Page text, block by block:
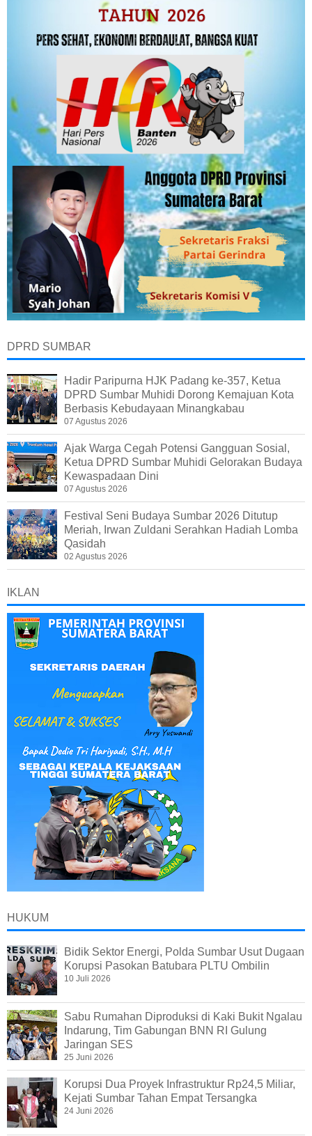
DPRD SUMBAR
Hadir Paripurna HJK Padang ke-357, Ketua
DPRD Sumbar Muhidi Dorong Kemajuan Kota
Berbasis Kebudayaan Minangkabau
07 Agustus 2026
Ajak Warga Cegah Potensi Gangguan Sosial,
Ketua DPRD Sumbar Muhidi Gelorakan Budaya
Kewaspadaan Dini
07 Agustus 2026
Festival Seni Budaya Sumbar 2026 Ditutup
Meriah, Irwan Zuldani Serahkan Hadiah Lomba
Qasidah
02 Agustus 2026
IKLAN
HUKUM
Bidik Sektor Energi, Polda Sumbar Usut Dugaan
Korupsi Pasokan Batubara PLTU Ombilin
10 Juli 2026
Sabu Rumahan Diproduksi di Kaki Bukit Ngalau
Indarung, Tim Gabungan BNN RI Gulung
Jaringan SES
25 Juni 2026
Korupsi Dua Proyek Infrastruktur Rp24,5 Miliar,
Kejati Sumbar Tahan Empat Tersangka
24 Juni 2026